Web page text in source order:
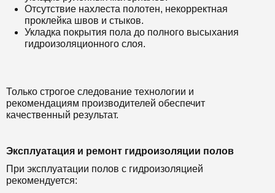
Отсутствие нахлеста полотен, некорректная
проклейка швов и стыков.
Укладка покрытия пола до полного высыхания
гидроизоляционного слоя.
Только строгое следование технологии и
рекомендациям производителей обеспечит
качественный результат.
Эксплуатация и ремонт гидроизоляции полов
При эксплуатации полов с гидроизоляцией
рекомендуется: